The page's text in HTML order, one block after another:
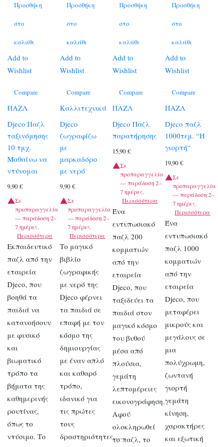
Προσθήκη
στο
καλάθι
Add to
Wishlist
Compare
ΠΑΖΛ
Djeco Παζλ
ταξινόμησης
10 τμχ.
Μαθαίνω να
ντύνομαι
9,90 €
Σε
προπαραγγελία
— παράδοση 2–
7 ημέρες.
Περισσότερα
Εκπαιδευτικό
παζλ από την
εταιρεία
Djeco, που
βοηθά τα
παιδιά να
κατανοήσουν
με φυσικό
και
βιωματικό
τρόπο τα
βήματα της
καθημερινής
ρουτίνας,
όπως το
ντύσιμο. Το
Προσθήκη
στο
καλάθι
Add to
Wishlist
Compare
Καλλιτεχνικά
Djeco
ζωγραφίζω
με
μαρκαδόρο
με νερό
9,90€
Σε
προπαραγγελία
— παράδοση 2–
7 ημέρες.
Περισσότερα
Το μαγικό
βιβλίο
ζωγραφικής
με νερό της
Djeco φέρνει
τα παιδιά σε
επαφή με τον
κόσμο της
δημιουργίας
με έναν απλό
και καθαρό
τρόπο,
ιδανικό για
τις πρώτες
τους
δραστηριότητες….
Προσθήκη
στο
καλάθι
Add to
Wishlist
Compare
ΠΑΖΛ
Djeco Παζλ
παρατήρησης
15,90€
Σε
προπαραγγελία
— παράδοση 2–
7 ημέρες.
Περισσότερα
Ένα
εντυπωσιακό
παζλ 200
κομματιών
από την
εταιρεία
Djeco, που
ταξιδεύει τα
παιδιά στον
μαγικό κόσμο
του βυθού
μέσα από
πλούσια,
γεμάτη
λεπτομέρειες
εικονογράφηση.
Αφού
ολοκληρωθεί
το παζλ, το
Προσθήκη
στο
καλάθι
Add to
Wishlist
Compare
ΠΑΖΛ
Djeco παζλ
1000τεμ. “Η
γιορτή“
19,90€
Σε
προπαραγγελία
— παράδοση 2–
7 ημέρες.
Περισσότερα
Ένα
εντυπωσιακό
παζλ 1000
κομματιών
από την
εταιρεία
Djeco, που
μεταφέρει
μικρούς και
μεγάλους σε
μια
πολύχρωμη,
ζωντανή
γιορτή
γεμάτη
κίνηση,
χαρακτήρες
και εξωτική